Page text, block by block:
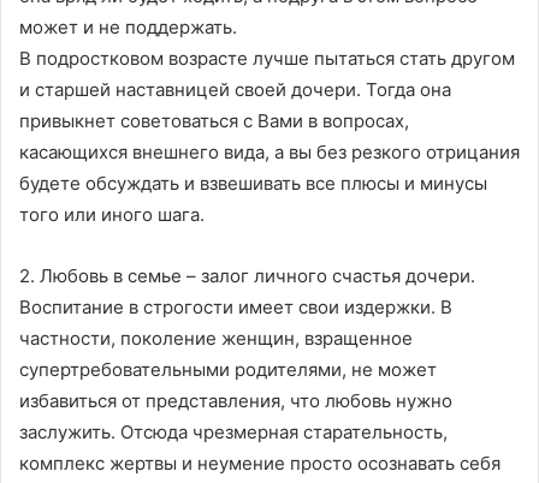
может и не поддержать.
В подростковом возрасте лучше пытаться стать другом
и старшей наставницей своей дочери. Тогда она
привыкнет советоваться с Вами в вопросах,
касающихся внешнего вида, а вы без резкого отрицания
будете обсуждать и взвешивать все плюсы и минусы
того или иного шага.
2. Любовь в семье – залог личного счастья дочери.
Воспитание в строгости имеет свои издержки. В
частности, поколение женщин, взращенное
супертребовательными родителями, не может
избавиться от представления, что любовь нужно
заслужить. Отсюда чрезмерная старательность,
комплекс жертвы и неумение просто осознавать себя